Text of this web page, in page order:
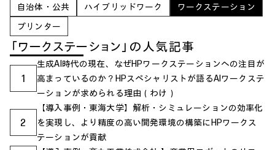
自治体・公共
ハイブリッドワーク
ワークステーション
プリンター
「ワークステーション」の人気記事
1
生成AI時代の現在、なぜHPワークステーションへの注目が
高まっているのか？HPスペシャリストが語るAIワークステ
ーションが求められる理由（わけ）
2
【導入事例・東海大学】解析・シミュレーションの効率化
を実現し、より精度の高い開発環境の構築にHPワークス
テーションが貢献